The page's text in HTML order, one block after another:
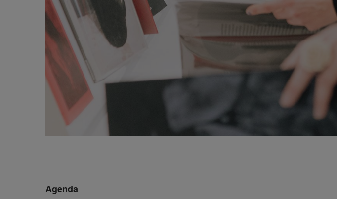
Agenda